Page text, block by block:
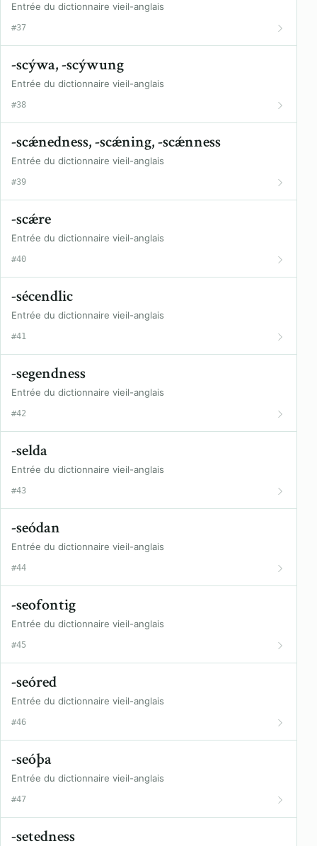
Entrée du dictionnaire vieil-anglais
#37
-scýwa, -scýwung
Entrée du dictionnaire vieil-anglais
#38
-scǽnedness, -scǽning, -scǽnness
Entrée du dictionnaire vieil-anglais
#39
-scǽre
Entrée du dictionnaire vieil-anglais
#40
-sécendlic
Entrée du dictionnaire vieil-anglais
#41
-segendness
Entrée du dictionnaire vieil-anglais
#42
-selda
Entrée du dictionnaire vieil-anglais
#43
-seódan
Entrée du dictionnaire vieil-anglais
#44
-seofontig
Entrée du dictionnaire vieil-anglais
#45
-seóred
Entrée du dictionnaire vieil-anglais
#46
-seóþa
Entrée du dictionnaire vieil-anglais
#47
-setedness